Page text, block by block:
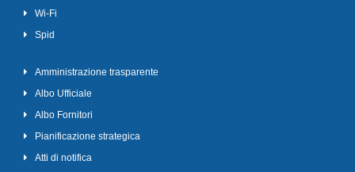
Wi-Fi
Spid
Amministrazione trasparente
Albo Ufficiale
Albo Fornitori
Pianificazione strategica
Atti di notifica